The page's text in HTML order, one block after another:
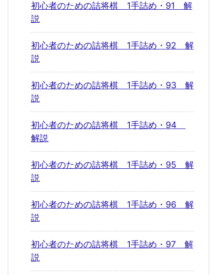
初心者のための詰将棋 1手詰め・91 解
説
初心者のための詰将棋 1手詰め・92 解
説
初心者のための詰将棋 1手詰め・93 解
説
初心者のための詰将棋 1手詰め・94
解説
初心者のための詰将棋 1手詰め・95 解
説
初心者のための詰将棋 1手詰め・96 解
説
初心者のための詰将棋 1手詰め・97 解
説